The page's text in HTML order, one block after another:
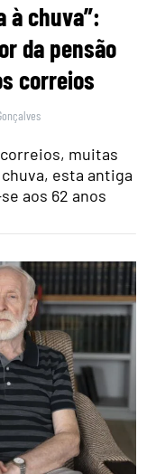
à chuva”:
da pensão
correios
correios, muitas
esta antiga
aos 62 anos